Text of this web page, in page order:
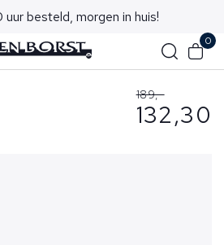
besteld, morgen in huis!
0
189,-
132,30